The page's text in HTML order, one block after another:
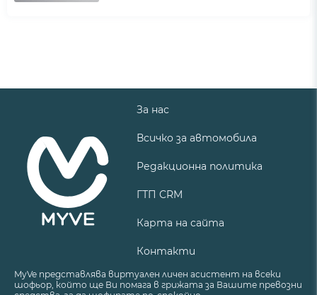
За нас
Всичко за автомобила
Редакционна политика
ГТП CRM
Карта на сайта
Контакти
MyVe представлява виртуален личен асистент на всеки
шофьор, който ще Ви помага в грижата за Вашите превозни